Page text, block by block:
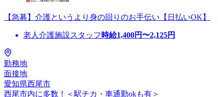
【急募】介護というより身の回りのお手伝い【日払いOK】
老人介護施設スタッフ 時給1,400円〜2,125円
勤務地
面接地
愛知県西尾市
西尾市内に多数！＜駅チカ・車通勤okも有＞